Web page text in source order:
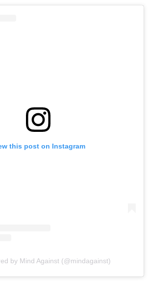
this post on Instagram
by Mind Against (@mindagainst)